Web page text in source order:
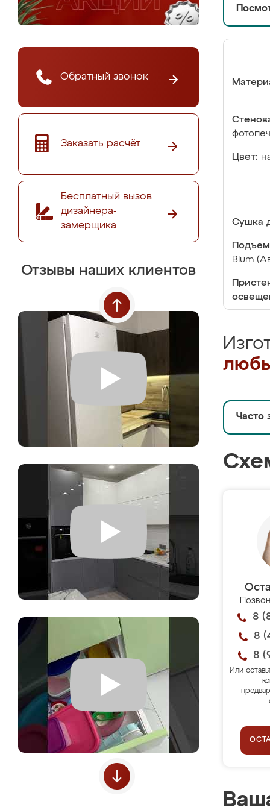
Обратный звонок
Заказать расчёт
Бесплатный вызов
дизайнера-
замерщика
Отзывы наших клиентов
Цвет:
Сушка
Blum
Часто
8
8
8
Или